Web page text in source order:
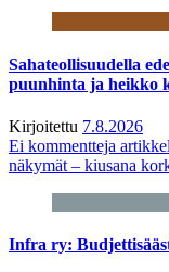
Sahateollisuudella
puunhinta ja heikko
Kirjoitettu 7.8.2026
Ei kommentteja
näkymät – kiusana
Infra ry: